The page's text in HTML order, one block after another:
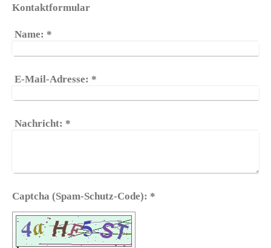
Kontaktformular
Name: *
E-Mail-Adresse: *
Nachricht: *
Captcha (Spam-Schutz-Code): *